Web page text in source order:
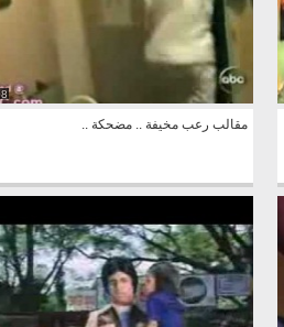
مقالب رعب مخيفة .. مضحكة ..